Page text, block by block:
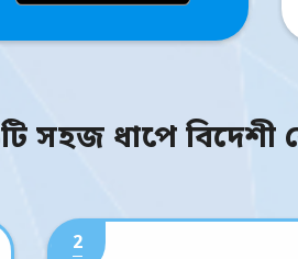
সহজ ধাপে বিদেশী
2